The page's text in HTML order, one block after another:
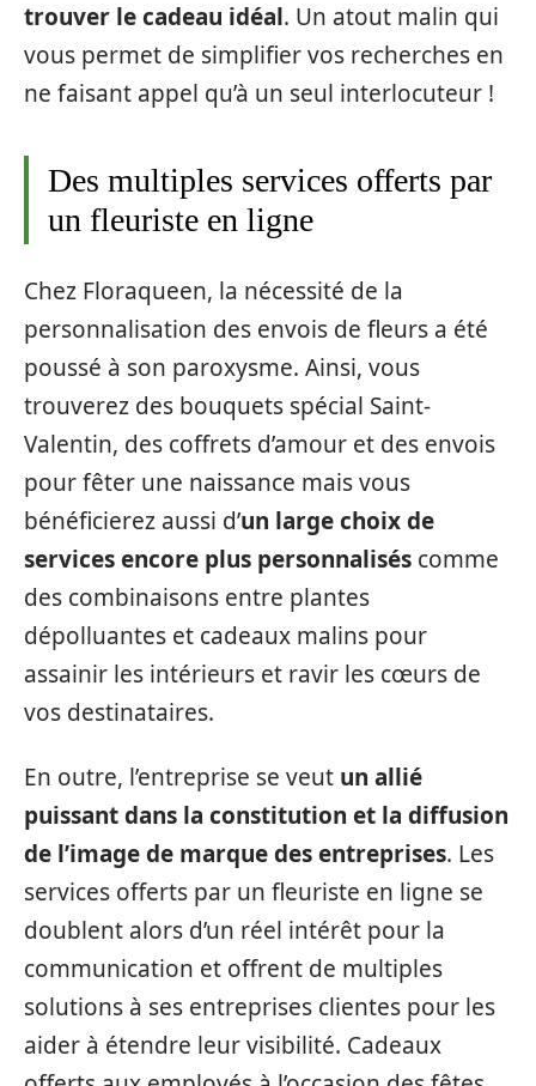
trouver le cadeau idéal. Un atout malin qui
vous permet de simplifier vos recherches en
ne faisant appel qu’à un seul interlocuteur !
Des multiples services offerts par
un fleuriste en ligne
Chez Floraqueen, la nécessité de la
personnalisation des envois de fleurs a été
poussé à son paroxysme. Ainsi, vous
trouverez des bouquets spécial Saint-
Valentin, des coffrets d’amour et des envois
pour fêter une naissance mais vous
bénéficierez aussi d’un large choix de
services encore plus personnalisés comme
des combinaisons entre plantes
dépolluantes et cadeaux malins pour
assainir les intérieurs et ravir les cœurs de
vos destinataires.
En outre, l’entreprise se veut un allié
puissant dans la constitution et la diffusion
de l’image de marque des entreprises. Les
services offerts par un fleuriste en ligne se
doublent alors d’un réel intérêt pour la
communication et offrent de multiples
solutions à ses entreprises clientes pour les
aider à étendre leur visibilité. Cadeaux